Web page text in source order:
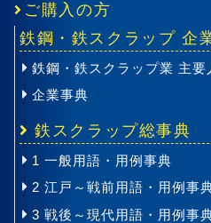
ご購入の方
鉄鋼・鉄スクラップ 企
鉄鋼・鉄スクラップ業 主要
企業事典
鉄スクラップ総事典
1 一般用語・用例事典
2 江戸～戦前用語・用例事
3 戦後～現代用語・用例事